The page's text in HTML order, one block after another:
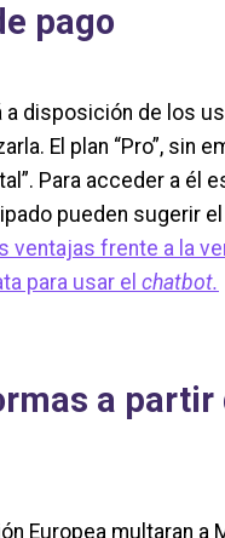
pago
a disposición de los
El plan “Pro”, sin
Para acceder a él
pueden sugerir
ventajas frente a la
para usar el chatbot.
a
Europea multaran a